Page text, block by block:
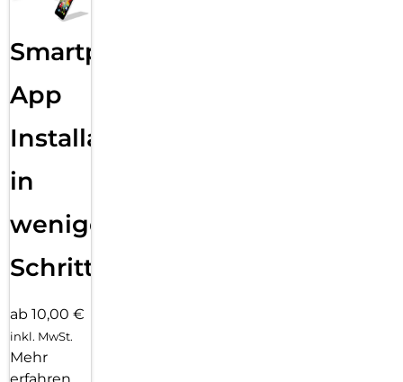
Smartphone
App
Installation
in
wenigen
Schritten
ab 10,00 €
inkl. MwSt.
Mehr